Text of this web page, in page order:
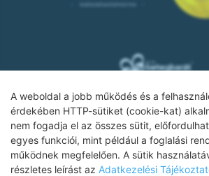
A weboldal a jobb működés és a
érdekében HTTP-sütiket (cookie-kat)
nem fogadja el az összes sütit,
egyes funkciói, mint például a foglalási
működnek megfelelően. A sütik
részletes leírást az Adatkezelési
Adatkezelési
Impresszum